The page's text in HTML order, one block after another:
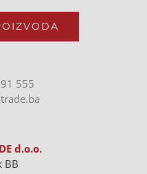
555
d.o.o.
BB